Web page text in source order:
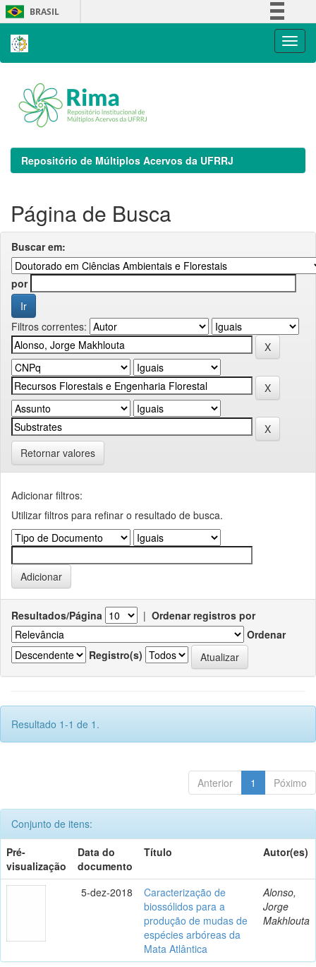
Skip
navigation
BRASIL
Repositório de Múltiplos Acervos da UFRRJ
Página de Busca
Buscar em:
por
Filtros correntes:
Retornar valores
Adicionar filtros:
Utilizar filtros para refinar o resultado de busca.
Resultados/Página | Ordenar registros por
Ordenar
Registro(s)
Resultado 1-1 de 1.
Anterior 1 Póximo
Conjunto de itens:
Pré-
visualização
Data do
documento
Título Autor(es)
5-dez-2018
Caracterização de
biossólidos para a
produção de mudas de
espécies arbóreas da
Mata Atlântica
Alonso,
Jorge
Makhlouta